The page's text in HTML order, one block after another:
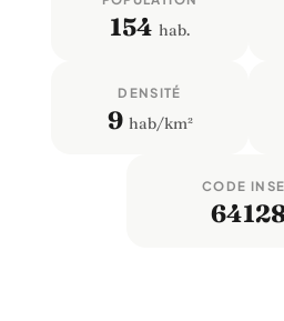
154 hab.
DENSITÉ
9 hab/km²
CODE